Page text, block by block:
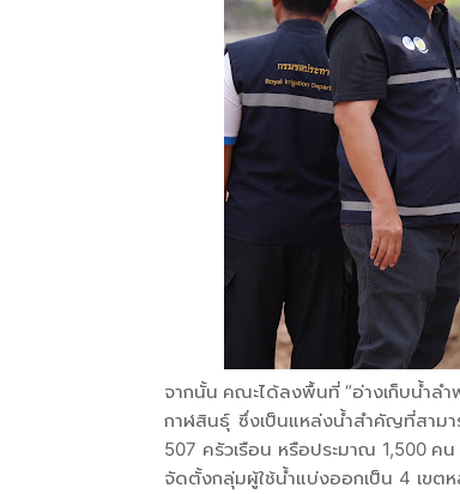
จากนั้น คณะได้ลงพื้นที่ “อ่างเก็บน้ำลำ
กาฬสินธุ์ ซึ่งเป็นแหล่งน้ำสำคัญที่สามา
507 ครัวเรือน หรือประมาณ 1,500 ค
จัดตั้งกลุ่มผู้ใช้น้ำแบ่งออกเป็น 4 เขต